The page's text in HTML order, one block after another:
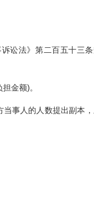
讼法》第二百五十三
金额)。
事人的人数提出副本，